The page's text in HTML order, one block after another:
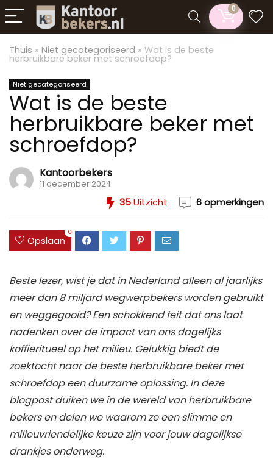
0
Thuis » Niet gecategoriseerd » Wat is de beste
herbruikbare beker met schroefdop?
Niet gecategoriseerd
Wat is de beste
herbruikbare beker met
schroefdop?
Kantoorbekers
11 december 2024
35Uitzicht 6 opmerkingen
Opslaan
0
Beste lezer, wist je dat in Nederland alleen al jaarlijks
meer dan 8 miljard wegwerpbekers worden gebruikt
en weggegooid? Een schokkend feit dat ons laat
nadenken over de impact van ons dagelijks
koffieritueel op het milieu. Gelukkig biedt de
zoektocht naar de beste herbruikbare beker met
schroefdop een duurzame oplossing. In deze
blogpost duiken we in de wereld van herbruikbare
bekers en delen we waarom ze een slimme en
milieuvriendelijke keuze zijn voor jouw dagelijkse
drankjes onderweg.